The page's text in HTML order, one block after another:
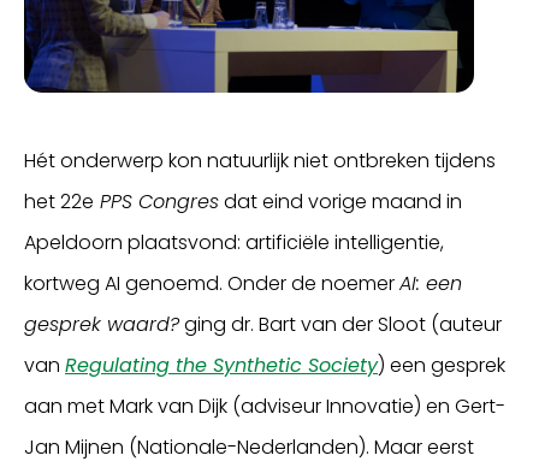
Hét onderwerp kon natuurlijk niet ontbreken tijdens
het 22e PPS Congresdat eind vorige maand in
Apeldoorn plaatsvond: artificiële intelligentie,
kortweg AI genoemd. Onder de noemerAI: een
gesprek waard?ging dr. Bart van der Sloot (auteur
van Regulating the Synthetic Society) een gesprek
aan met Mark van Dijk (adviseur Innovatie) en Gert-
Jan Mijnen (Nationale-Nederlanden). Maar eerst